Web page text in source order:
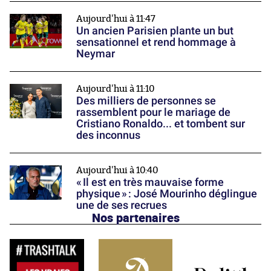
Aujourd'hui à 11:47
Un ancien Parisien plante un but
sensationnel et rend hommage à
Neymar
Aujourd'hui à 11:10
Des milliers de personnes se
rassemblent pour le mariage de
Cristiano Ronaldo... et tombent sur
des inconnus
Aujourd'hui à 10:40
« Il est en très mauvaise forme
physique » : José Mourinho déglingue
une de ses recrues
Nos partenaires